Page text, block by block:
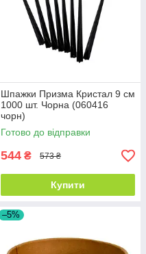
Шпажки Призма Кристал 9 см
1000 шт. Чорна (060416
чорн)
Готово до відправки
544 ₴ 573 ₴
Купити
–5%